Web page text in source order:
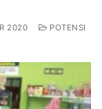
2020
POTENSI